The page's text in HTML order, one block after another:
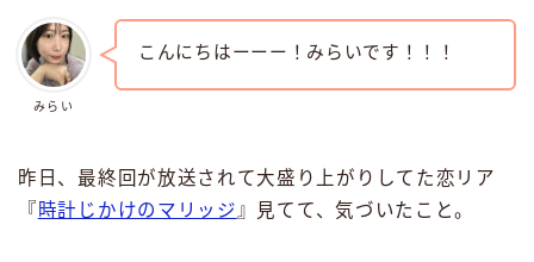
みらい
こんにちはーーー！みらいです！！！
昨日、最終回が放送されて大盛り上がりしてた恋リア
『 時計じかけのマリッジ 』見てて、気づいたこと。